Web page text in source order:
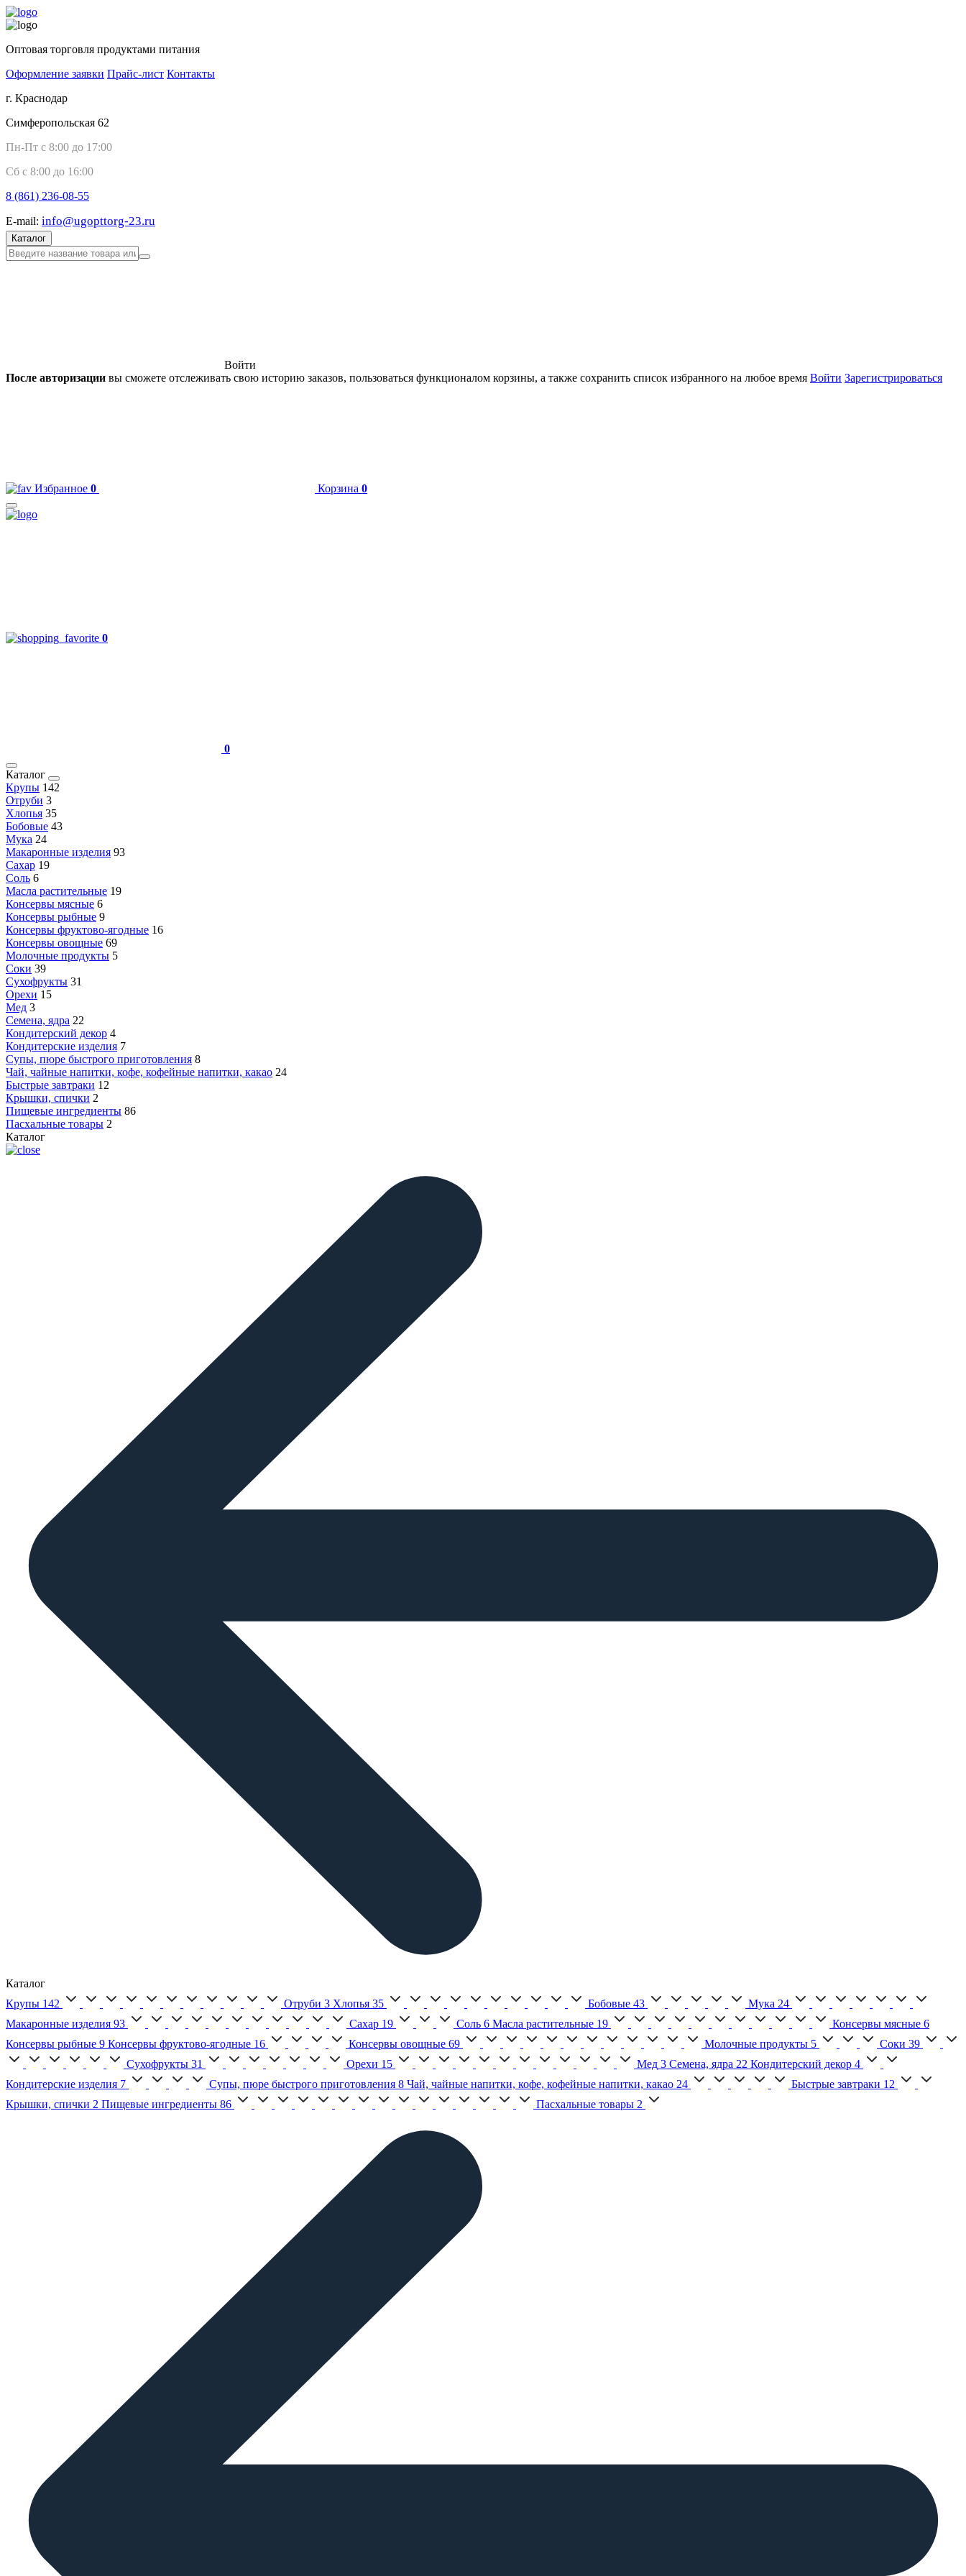
Оптовая торговля продуктами питания
Оформление заявки Прайс-лист Контакты
г. Краснодар
Симферопольская 62
Пн-Пт с 8:00 до 17:00
Сб с 8:00 до 16:00
8 (861) 236-08-55
E-mail: info@ugopttorg-23.ru
Каталог
Войти
После авторизации вы сможете отслеживать свою историю заказов, пользоваться функционалом корзины, а также сохранить список избранного на любое время Войти Зарегистрироваться
Избранное 0 Корзина 0
0
0
Каталог
Крупы 142
Отруби 3
Хлопья 35
Бобовые 43
Мука 24
Макаронные изделия 93
Сахар 19
Соль 6
Масла растительные 19
Консервы мясные 6
Консервы рыбные 9
Консервы фруктово-ягодные 16
Консервы овощные 69
Молочные продукты 5
Соки 39
Сухофрукты 31
Орехи 15
Мед 3
Семена, ядра 22
Кондитерский декор 4
Кондитерские изделия 7
Супы, пюре быстрого приготовления 8
Чай, чайные напитки, кофе, кофейные напитки, какао 24
Быстрые завтраки 12
Крышки, спички 2
Пищевые ингредиенты 86
Пасхальные товары 2
Каталог
Каталог
Крупы 142 Отруби 3 Хлопья 35 Бобовые 43 Мука 24
Макаронные изделия 93 Сахар 19 Соль 6 Масла растительные 19 Консервы мясные 6
Консервы рыбные 9 Консервы фруктово-ягодные 16 Консервы овощные 69 Молочные продукты 5 Соки 39
Сухофрукты 31 Орехи 15 Мед 3 Семена, ядра 22 Кондитерский декор 4
Кондитерские изделия 7 Супы, пюре быстрого приготовления 8 Чай, чайные напитки, кофе, кофейные напитки, какао 24 Быстрые завтраки 12
Крышки, спички 2 Пищевые ингредиенты 86 Пасхальные товары 2